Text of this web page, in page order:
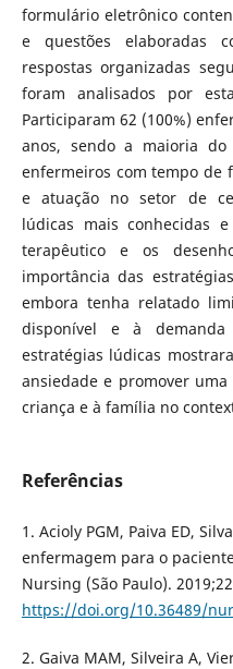
formulário eletrônico
e questões elaboradas
respostas organizadas
foram analisados por
Participaram 62 (100%)
anos, sendo a maioria do
enfermeiros com tempo de
e atuação no setor de
lúdicas mais conhecidas
terapêutico e os
importância das
embora tenha relatado
disponível e à
estratégias lúdicas
ansiedade e promover
criança e à família no
Referências
1. Acioly PGM, Paiva ED,
enfermagem para o
Nursing (São Paulo).
https://doi.org/10.36489/
2. Gaiva MAM, Silveira A,